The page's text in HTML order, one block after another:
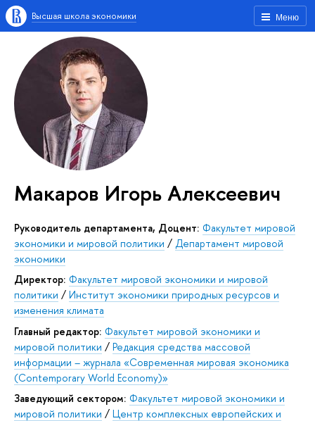
Меню
Высшая школа экономики
Макаров Игорь Алексеевич
Руководитель департамента, Доцент: Факультет мировой
экономики и мировой политики / Департамент мировой
экономики
Директор: Факультет мировой экономики и мировой
политики / Институт экономики природных ресурсов и
изменения климата
Главный редактор: Факультет мировой экономики и
мировой политики / Редакция средства массовой
информации – журнала «Современная мировая экономика
(Contemporary World Economy)»
Заведующий сектором: Факультет мировой экономики и
мировой политики / Центр комплексных европейских и